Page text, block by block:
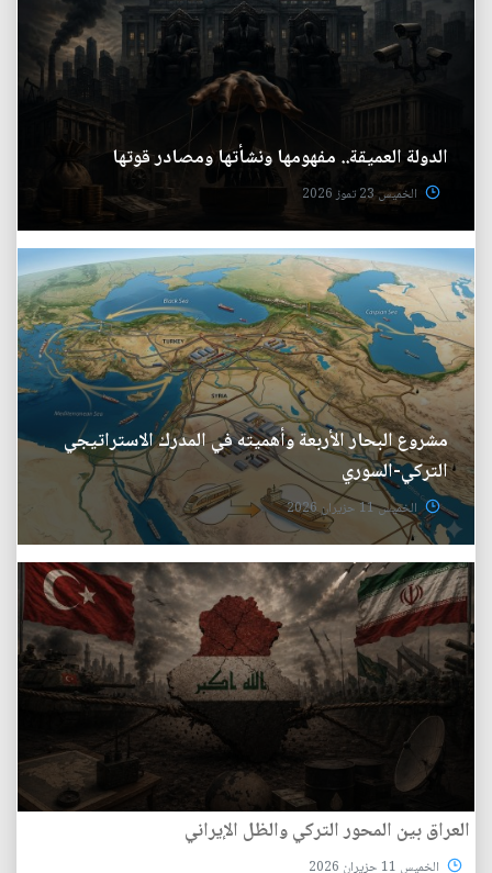
الدولة العميقة.. مفهومها ونشأتها ومصادر قوتها
الخميس 23 تموز 2026
مشروع البحار الأربعة وأهميته في المدرك الاستراتيجي
التركي-السوري
الخميس 11 حزيران 2026
العراق بين المحور التركي والظل الإيراني